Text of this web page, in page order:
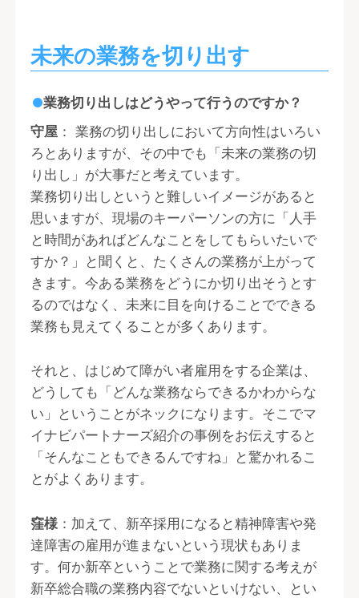
未来の業務を切り出す
業務切り出しはどうやって行うのですか？
守屋 ： 業務の切り出しにおいて方向性はいろい
ろとありますが、その中でも「未来の業務の切
り出し」が大事だと考えています。
業務切り出しというと難しいイメージがあると
思いますが、現場のキーパーソンの方に「人手
と時間があればどんなことをしてもらいたいで
すか？」と聞くと、たくさんの業務が上がって
きます。今ある業務をどうにか切り出そうとす
るのではなく、未来に目を向けることでできる
業務も見えてくることが多くあります。
それと、はじめて障がい者雇用をする企業は、
どうしても「どんな業務ならできるかわからな
い」ということがネックになります。そこでマ
イナビパートナーズ紹介の事例をお伝えすると
「そんなこともできるんですね」と驚かれるこ
とがよくあります。
窪様：加えて、新卒採用になると精神障害や発
達障害の雇用が進まないという現状もありま
す。何か新卒ということで業務に関する考えが
新卒総合職の業務内容でないといけない、とい